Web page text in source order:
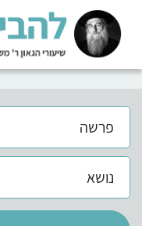
פרשה
נושא